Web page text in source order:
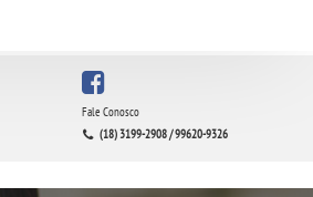
Fale Conosco
(18) 3199-2908 / 99620-9326